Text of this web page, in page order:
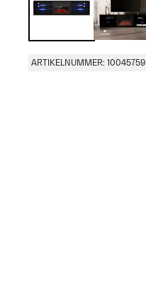
ARTIKELNUMMER: 10045759